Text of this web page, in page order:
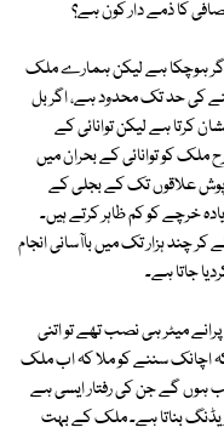
کا ذمے دار کون ہے؟
ہوچکا ہے لیکن ہمارے ملک
کی حد تک محدود ہے، اگر بل
کرتا ہے لیکن توانائی کے
ملک کو توانائی کے بحران میں
پوش علاقوں تک کے بجلی کے
خرچے کو کم ظاہر کرتے ہیں۔
چند ہزار تک میں باآسانی انجام
جاتا ہے۔
میٹر ہی نصب تھے تو اتنی
اچانک سننے کو ملا کہ اب ملک
ہوں گے جن کی رفتار ایسی ہے
ریڈنگ بناتا ہے۔ ملک کے بہت